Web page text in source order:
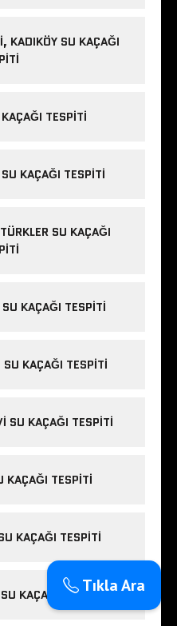
KADIKÖY SU KAÇAĞI
TESPITI
KAÇAĞI TESPITI
SU KAÇAĞI
KAÇAĞI TESPITI
KAÇAĞI TESPITI
SU KAÇAĞI TESPITI
KAÇAĞI TESPITI
KAÇAĞI TESPITI
KAÇAĞI TESPITITıkla Ara